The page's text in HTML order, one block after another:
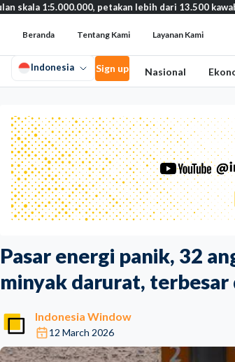
Pasar energi panik, 32
minyak darurat, terbesar
Indonesia Window
12 March 2026
petakan lebih dari 13.500 kawah
Beranda Tentang Kami Layanan Kami
Indonesia Sign up Nasional